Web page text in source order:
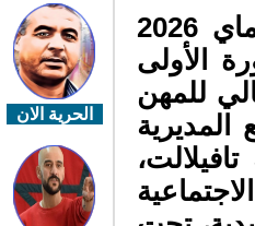
في أجواء أكاديمية اختتمت أمس الثلاثاء 12 ماي 2026
الأولى
للمهن
الحرية الان